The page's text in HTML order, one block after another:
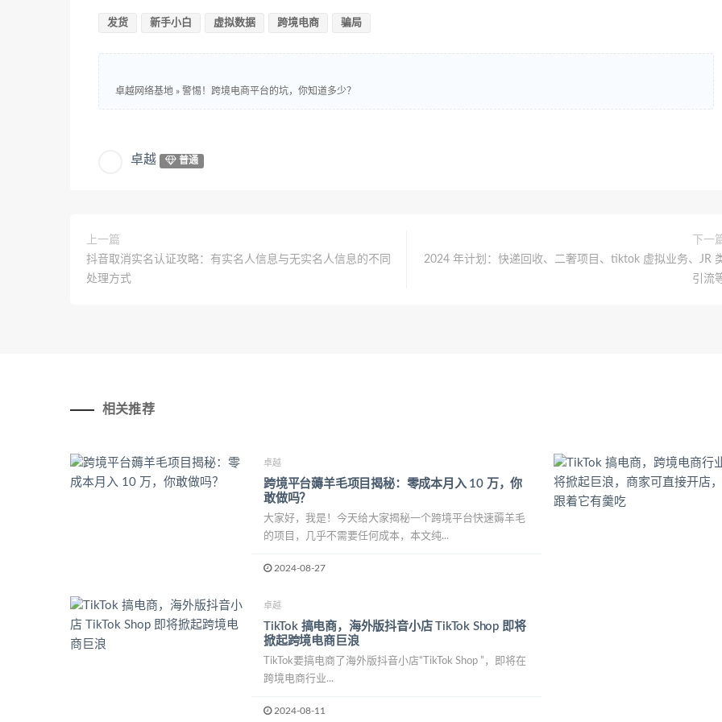
发货 新手小白 虚拟数据 跨境电商 骗局
卓越网络基地 » 警惕！跨境电商平台的坑，你知道多少？
卓越 普通
上一篇
抖音取消实名认证攻略：有实名人信息与无实名人信息的不同
处理方式
下一
2024 年计划：快递回收、二奢项目、tiktok 虚拟业务、JR
引流
相关推荐
卓越
跨境平台薅羊毛项目揭秘：零成本月入 10 万，你
敢做吗？
大家好，我是！今天给大家揭秘一个跨境平台快速薅羊毛
的项目，几乎不需要任何成本，本文纯...
2024-08-27
卓越
TikTok 搞电商，海外版抖音小店 TikTok Shop 即将
掀起跨境电商巨浪
TikTok要搞电商了海外版抖音小店“TikTok Shop ”，即将在
跨境电商行业...
2024-08-11